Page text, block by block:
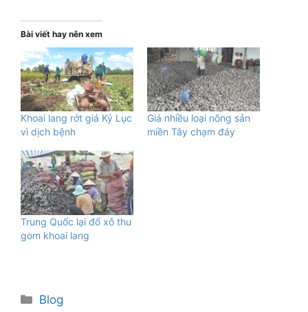
Bài viết hay nên xem
Khoai lang rớt giá Kỷ Lục
vì dịch bệnh
Giá nhiều loại nông sản
miền Tây chạm đáy
Trung Quốc lại đổ xô thu
gom khoai lang
Danh
Blog